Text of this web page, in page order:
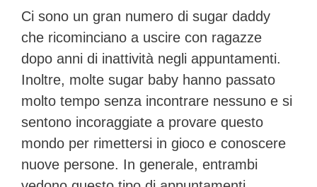
Ci sono un gran numero di sugar daddy
che ricominciano a uscire con ragazze
dopo anni di inattività negli appuntamenti.
Inoltre, molte sugar baby hanno passato
molto tempo senza incontrare nessuno e si
sentono incoraggiate a provare questo
mondo per rimettersi in gioco e conoscere
nuove persone. In generale, entrambi